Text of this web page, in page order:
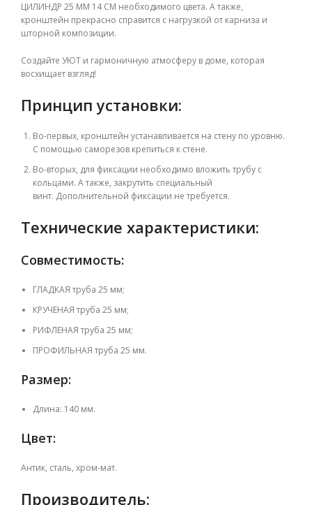
ЦИЛИНДР 25 ММ 14 СМ необходимого цвета. А также,
кронштейн прекрасно справится с нагрузкой от карниза и
шторной композиции.
Создайте УЮТ и гармоничную атмосферу в доме, которая
восхищает взгляд!
Принцип установки:
Во-первых, кронштейн устанавливается на стену по уровню.
С помощью саморезов крепиться к стене.
Во-вторых, для фиксации необходимо вложить трубу с
кольцами. А также, закрутить специальный
винт. Дополнительной фиксации не требуется.
Технические характеристики:
Совместимость:
ГЛАДКАЯ труба 25 мм;
КРУЧЕНАЯ труба 25 мм;
РИФЛЕНАЯ труба 25 мм;
ПРОФИЛЬНАЯ труба 25 мм.
Размер:
Длина: 140 мм.
Цвет:
Антик, сталь, хром-мат.
Производитель: